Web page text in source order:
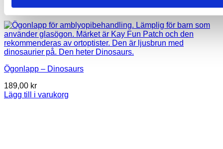
Ögonlapp – Dinosaurs
189,00 kr
Lägg till i varukorg